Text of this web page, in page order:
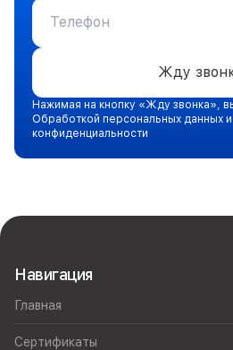
Жду
Нажимая на кнопку «Жду звонка»,
Обработкой персональных данных
конфиденциальности
Навигация
Главная
Сертификаты